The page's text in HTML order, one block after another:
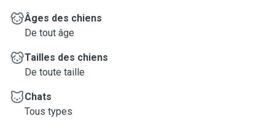
Âges des chiens
De tout âge
Tailles des chiens
De toute taille
Chats
Tous types